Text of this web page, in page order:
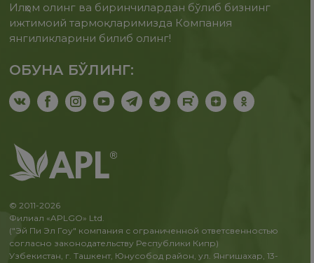
Илҳом олинг ва биринчилардан бўлиб бизнинг
ижтимоий тармоқларимизда Компания
янгиликларини билиб олинг!
ОБУНА БЎЛИНГ:
© 2011-2026
Филиал «APLGO» Ltd.
("Эй Пи Эл Гоу" компания с ограниченной ответсвенностью
согласно законодательству Республики Кипр)
Узбекистан, г. Ташкент, Юнусобод район, ул. Янгишахар, 13-